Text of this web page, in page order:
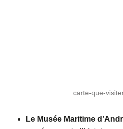
carte-que-
Le Musée Maritime